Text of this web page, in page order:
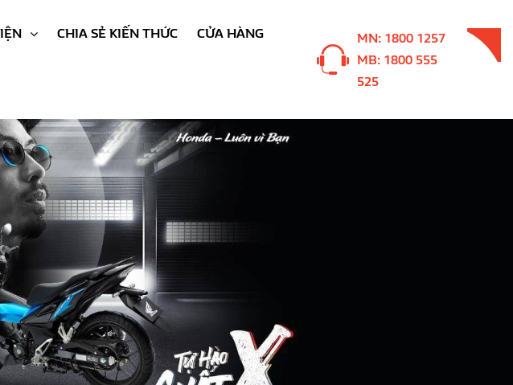
CHIA SẺ KIẾN THỨC CỬA HÀNG
MN: 1800 1257
MB: 1800 555
525